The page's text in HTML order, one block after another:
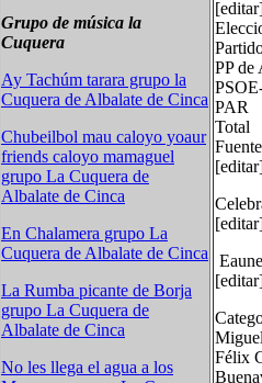
Grupo de música la
Cuquera
Ay Tachúm tarara grupo la
Cuquera de Albalate de Cinca
Chubeilbol mau caloyo yoaur
friends caloyo mamaguel
grupo La Cuquera de
Albalate de Cinca
En Chalamera grupo La
Cuquera de Albalate de Cinca
La Rumba picante de Borja
grupo La Cuquera de
Albalate de Cinca
No les llega el agua a los
PP
Félix